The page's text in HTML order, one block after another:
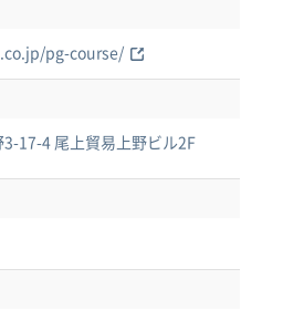
pg-course/
3-17-4 尾上貿易上野ビル2F